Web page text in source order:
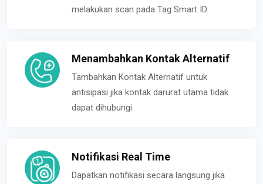
melakukan scan pada Tag Smart ID.
Menambahkan Kontak Alternatif
Tambahkan Kontak Alternatif untuk
antisipasi jika kontak darurat utama tidak
dapat dihubungi.
Notifikasi Real Time
Dapatkan notifikasi secara langsung jika